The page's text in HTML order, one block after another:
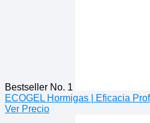
Bestseller No. 1
ECOGEL Hormigas | Eficacia
Ver Precio